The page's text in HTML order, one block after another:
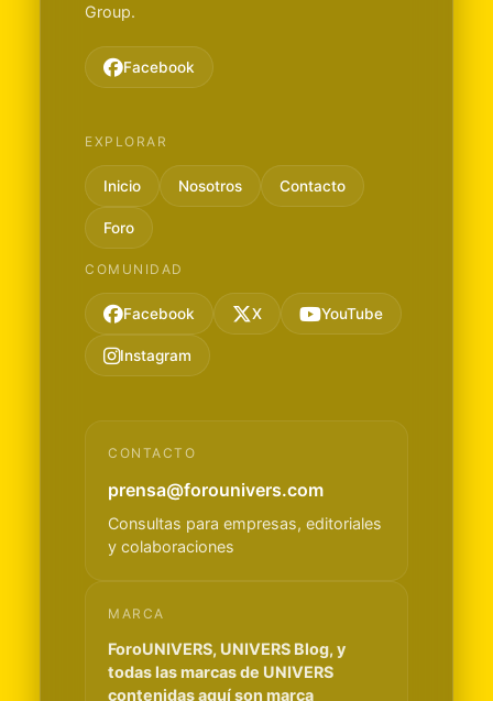
Group.
Facebook
EXPLORAR
Inicio Nosotros Contacto
Foro
COMUNIDAD
Facebook X YouTube
Instagram
CONTACTO
prensa@forounivers.com
Consultas para empresas, editoriales
y colaboraciones
MARCA
ForoUNIVERS, UNIVERS Blog, y
todas las marcas de UNIVERS
contenidas aquí son marca